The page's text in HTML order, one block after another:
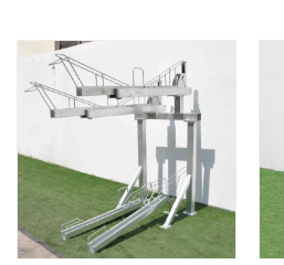
Quantidade mínima: 100 PCS
Porto:Xangai
Marca registrada:PV